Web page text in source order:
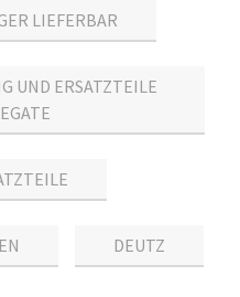
LIEFERBAR
UND ERSATZTEILE
DEUTZ